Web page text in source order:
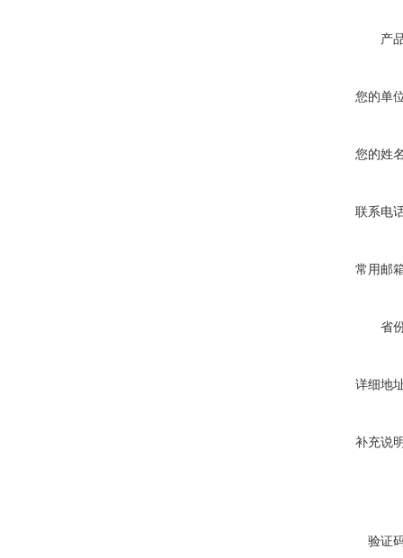
产
您的单
您的姓
联系电
常用邮
省
详细地
补充说
验证